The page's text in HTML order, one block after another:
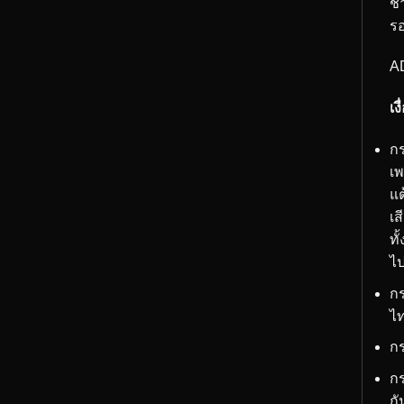
ร
เ
ก
เ
แ
เ
ทั้
ไ
ก
ไ
ก
ก
กั